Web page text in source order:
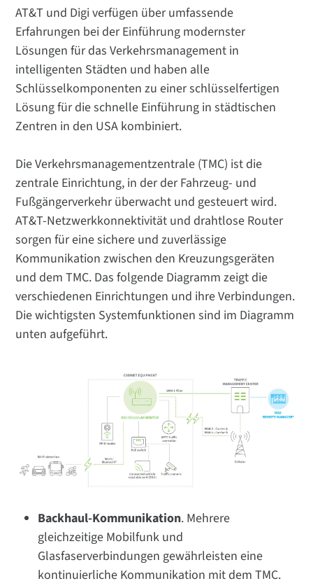
AT&T und Digi verfügen über umfassende
Erfahrungen bei der Einführung modernster
Lösungen für das Verkehrsmanagement in
intelligenten Städten und haben alle
Schlüsselkomponenten zu einer schlüsselfertigen
Lösung für die schnelle Einführung in städtischen
Zentren in den USA kombiniert.
Die Verkehrsmanagementzentrale (TMC) ist die
zentrale Einrichtung, in der der Fahrzeug- und
Fußgängerverkehr überwacht und gesteuert wird.
AT&T-Netzwerkkonnektivität und drahtlose Router
sorgen für eine sichere und zuverlässige
Kommunikation zwischen den Kreuzungsgeräten
und dem TMC. Das folgende Diagramm zeigt die
verschiedenen Einrichtungen und ihre Verbindungen.
Die wichtigsten Systemfunktionen sind im Diagramm
unten aufgeführt.
Backhaul-Kommunikation. Mehrere
gleichzeitige Mobilfunk und
Glasfaserverbindungen gewährleisten eine
kontinuierliche Kommunikation mit dem TMC.